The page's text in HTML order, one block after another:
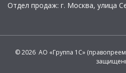
Отдел продаж: г. Москва, улица
© 2026 АО «Группа 1С»